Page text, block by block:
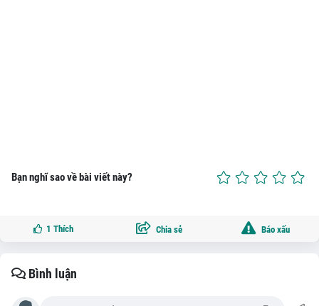
Bạn nghĩ sao về bài viết này?
1 Thích Chia sẻ Báo xấu
Bình luận